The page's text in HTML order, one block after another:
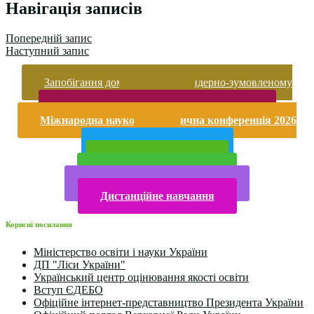
Навігація записів
Попередній запис
Наступний запис
Запобігання домашньому та гендерно-зумовленому
Міжнародна науково-практична конференція 2026
Дистанційне навчання
Корисні посилання
Міністерство освіти і науки України
ДП "Ліси України"
Український центр оцінювання якості освіти
Вступ ЄДЕБО
Офіційне інтернет-представництво Президента України